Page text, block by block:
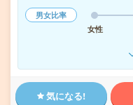
男女比率
女性
気になる!